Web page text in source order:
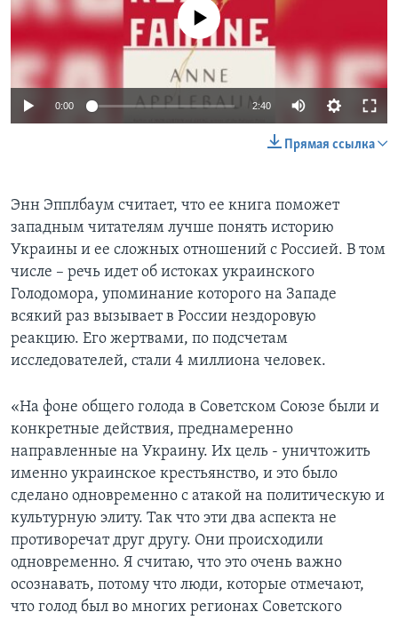
Learning English
СОЦИАЛЬНЫЕ СЕТИ
No media source currently available
0:00 2:40
Прямая ссылка
Энн Эпплбаум считает, что ее книга поможет
западным читателям лучше понять историю
Украины и ее сложных отношений с Россией. В том
числе – речь идет об истоках украинского
Голодомора, упоминание которого на Западе
всякий раз вызывает в России нездоровую
реакцию. Его жертвами, по подсчетам
исследователей, стали 4 миллиона человек.
«На фоне общего голода в Советском Союзе были и
конкретные действия, преднамеренно
направленные на Украину. Их цель - уничтожить
именно украинское крестьянство, и это было
сделано одновременно с атакой на политическую и
культурную элиту. Так что эти два аспекта не
противоречат друг другу. Они происходили
одновременно. Я считаю, что это очень важно
осознавать, потому что люди, которые отмечают,
что голод был во многих регионах Советского